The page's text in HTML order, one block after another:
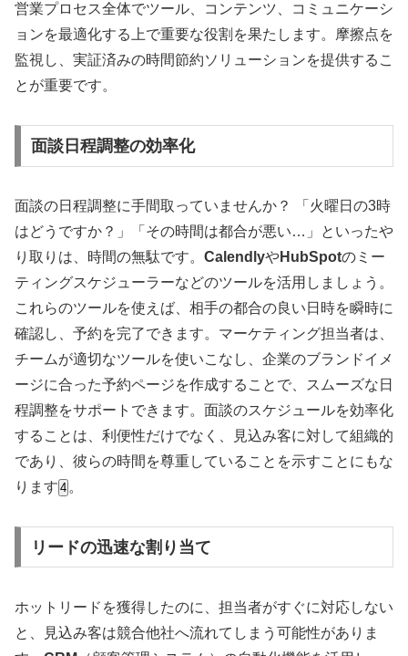
営業プロセス全体でツール、コンテンツ、コミュニケーシ
ョンを最適化する上で重要な役割を果たします。摩擦点を
監視し、実証済みの時間節約ソリューションを提供するこ
とが重要です。
面談日程調整の効率化
面談の日程調整に手間取っていませんか？ 「火曜日の3時
はどうですか？」「その時間は都合が悪い…」といったや
り取りは、時間の無駄です。 CalendlyやHubSpotのミー
ティングスケジューラーなどのツールを活用しましょう 。
これらのツールを使えば、相手の都合の良い日時を瞬時に
確認し、予約を完了できます。マーケティング担当者は、
チームが適切なツールを使いこなし、企業のブランドイメ
ージに合った予約ページを作成することで、スムーズな日
程調整をサポートできます。面談のスケジュールを効率化
することは、利便性だけでなく、見込み客に対して組織的
であり、彼らの時間を尊重していることを示すことにもな
ります 4 。
リードの迅速な割り当て
ホットリードを獲得したのに、担当者がすぐに対応しない
と、見込み客は競合他社へ流れてしまう可能性がありま